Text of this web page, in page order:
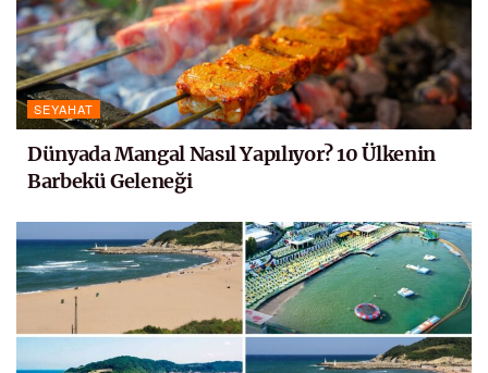
SEYAHAT
Dünyada Mangal Nasıl Yapılıyor? 10 Ülkenin
Barbekü Geleneği